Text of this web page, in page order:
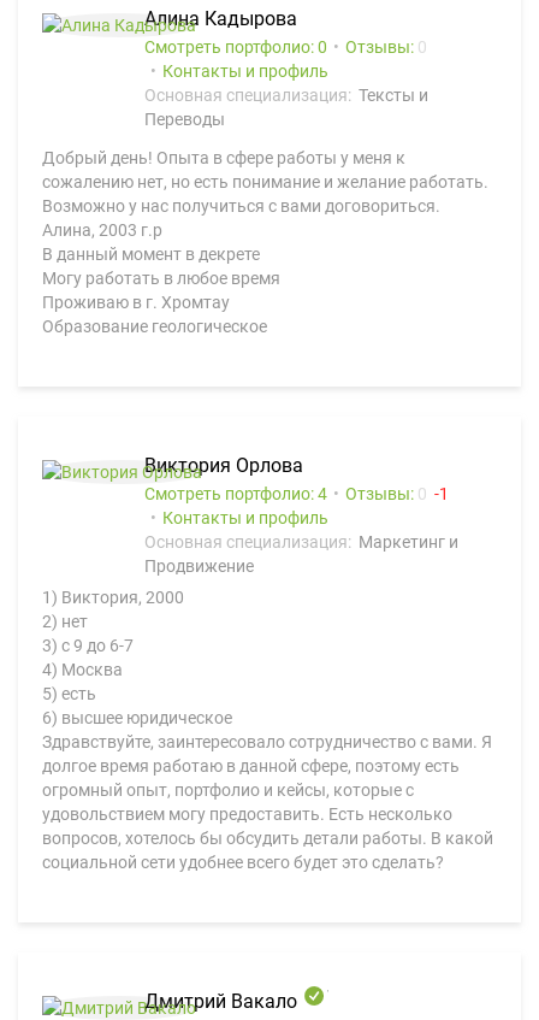
Алина Кадырова
Смотреть портфолио: 0 Отзывы: 0
Контакты и профиль
Основная специализация: Тексты и
Переводы
Добрый день! Опыта в сфере работы у меня к
сожалению нет, но есть понимание и желание работать.
Возможно у нас получиться с вами договориться.
Алина, 2003 г.р
В данный момент в декрете
Могу работать в любое время
Проживаю в г. Хромтау
Образование геологическое
Виктория Орлова
Смотреть портфолио: 4 Отзывы: 0
1
Контакты и профиль
Основная специализация: Маркетинг и
Продвижение
1) Виктория, 2000
2) нет
3) с 9 до 6-7
4) Москва
5) есть
6) высшее юридическое
Здравствуйте, заинтересовало сотрудничество с вами. Я
долгое время работаю в данной сфере, поэтому есть
огромный опыт, портфолио и кейсы, которые с
удовольствием могу предоставить. Есть несколько
вопросов, хотелось бы обсудить детали работы. В какой
социальной сети удобнее всего будет это сделать?
Дмитрий Вакало